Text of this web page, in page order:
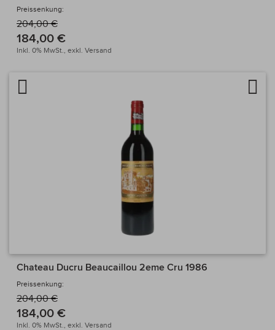
Preissenkung:
204,00 €
184,00 €
Inkl. 0% MwSt., exkl. Versand
Chateau Ducru Beaucaillou 2eme Cru 1986
Preissenkung:
204,00 €
184,00 €
Inkl. 0% MwSt., exkl. Versand